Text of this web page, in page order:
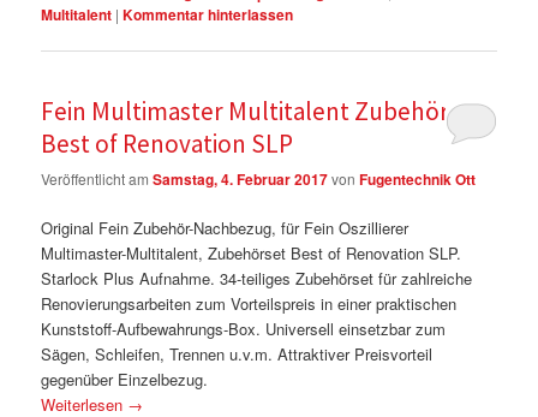
Multitalent |Kommentar hinterlassen
Fein Multimaster Multitalent Zubehörset
Best of Renovation SLP
Veröffentlicht amSamstag, 4. Februar 2017vonFugentechnik Ott
Original Fein Zubehör-Nachbezug, für Fein Oszillierer
Multimaster-Multitalent, Zubehörset Best of Renovation SLP.
Starlock Plus Aufnahme. 34-teiliges Zubehörset für zahlreiche
Renovierungsarbeiten zum Vorteilspreis in einer praktischen
Kunststoff-Aufbewahrungs-Box. Universell einsetzbar zum
Sägen, Schleifen, Trennen u.v.m. Attraktiver Preisvorteil
gegenüber Einzelbezug.
Weiterlesen →